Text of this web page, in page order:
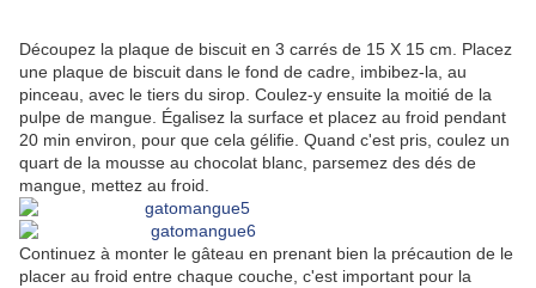
Découpez la plaque de biscuit en 3 carrés de 15 X 15 cm. Placez
une plaque de biscuit dans le fond de cadre, imbibez-la, au
pinceau, avec le tiers du sirop. Coulez-y ensuite la moitié de la
pulpe de mangue. Égalisez la surface et placez au froid pendant
20 min environ, pour que cela gélifie. Quand c'est pris, coulez un
quart de la mousse au chocolat blanc, parsemez des dés de
mangue, mettez au froid.
Continuez à monter le gâteau en prenant bien la précaution de le
placer au froid entre chaque couche, c'est important pour la